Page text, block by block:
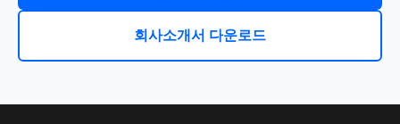
회사소개서 다운로드